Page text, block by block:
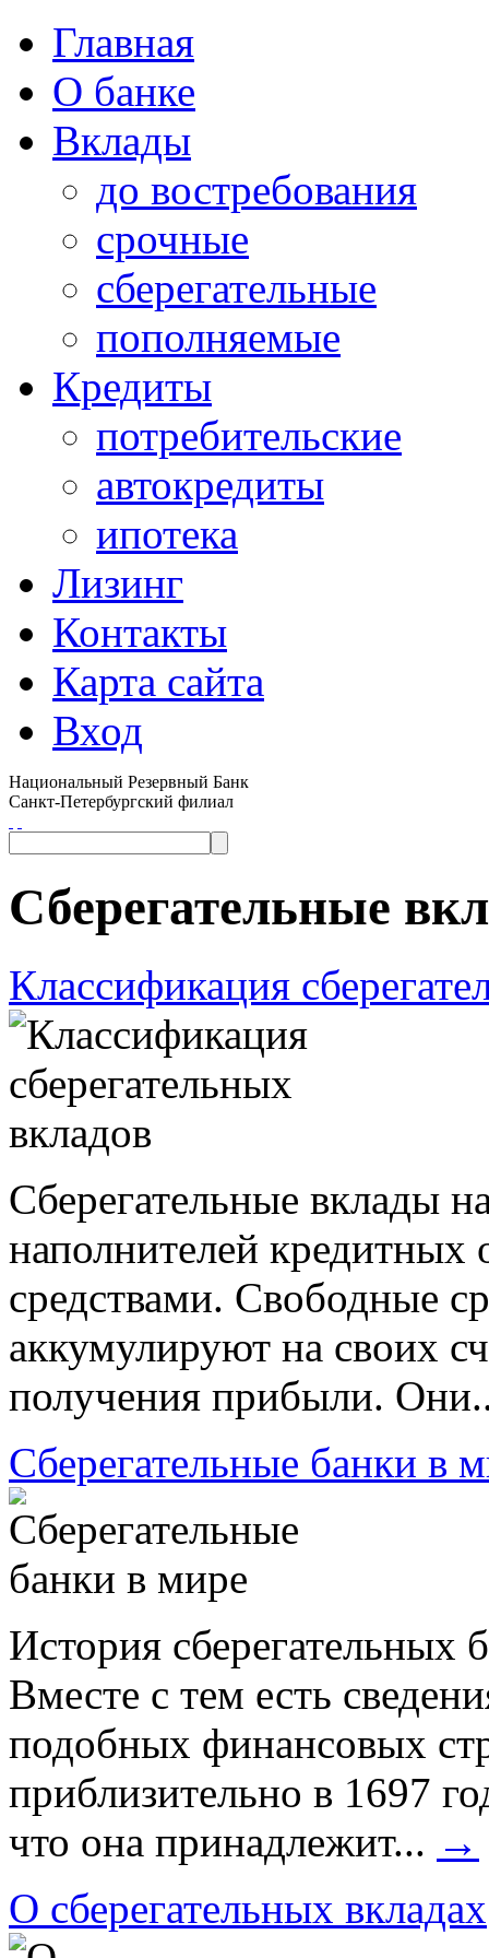
Главная
О банке
Вклады
до востребования
срочные
сберегательные
пополняемые
Кредиты
потребительские
автокредиты
ипотека
Лизинг
Контакты
Карта сайта
Вход
Национальный Резервный Банк
Санкт-Петербургский филиал
Сберегательные
Классификация
Сберегательные вклады
наполнителей
средствами. Свободные
аккумулируют на своих
получения прибыли.
Сберегательные банки в
История сберегательных
Вместе с тем есть
подобных финансовых
приблизительно в 1697
что она принадлежит... →
О сберегательных вкладах